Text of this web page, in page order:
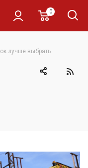
0
лучше выбрать